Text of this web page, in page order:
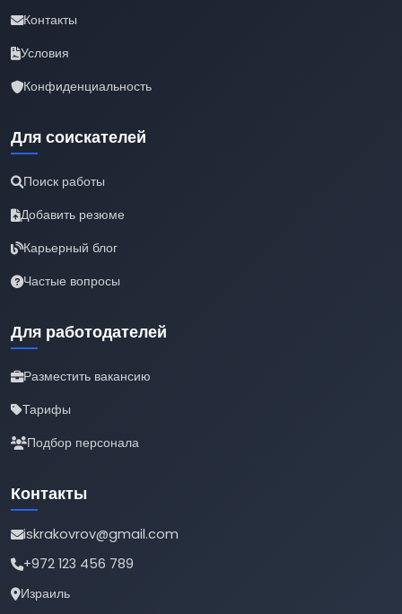
Контакты
Условия
Конфиденциальность
Для соискателей
Поиск работы
Добавить резюме
Карьерный блог
Частые вопросы
Для работодателей
Разместить вакансию
Тарифы
Подбор персонала
Контакты
iskrakovrov@gmail.com
+972 123 456 789
Израиль